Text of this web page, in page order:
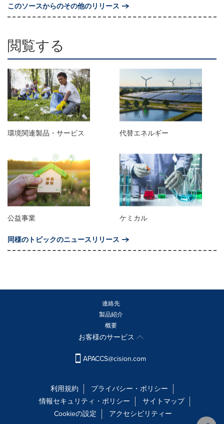
このソースからのその他のリリース
閲覧する
環境関連製品・サービス 代替エネルギー
公益事業 ケミカル
同様のトピックのニュースリリース
連絡先
製品紹介
概要
お客様のサービス
APACCS@cision.com
利用規約
プライバシー・ポリシー
情報セキュリティ・ポリシー
サイトマップ
Cookieの設定
アクセシビリティー